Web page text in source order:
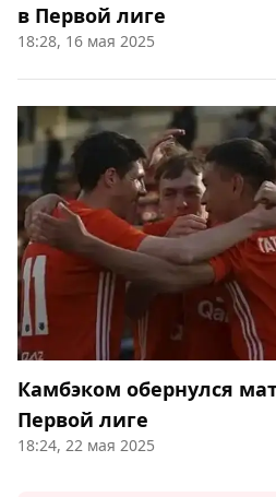
в Первой лиге
18:28, 16 мая 2025
Камбэком обернулся
Первой лиге
18:24, 22 мая 2025